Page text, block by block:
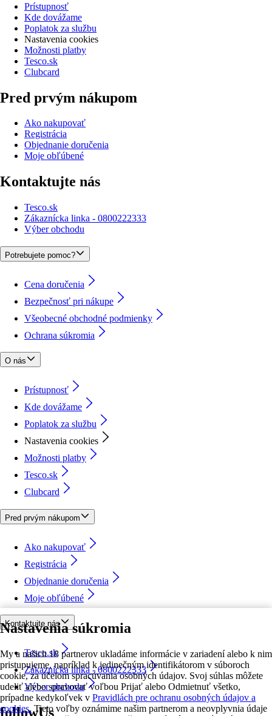
Nastavenia súkromia
My a našich 18 partnerov ukladáme informácie v zariadení alebo k nim
pristupujeme, napríklad k jedinečným identifikátorom v súboroch
cookie, za účelom spracúvania osobných údajov. Svoj súhlas môžete
udeliť alebo spravovať voľbou Prijať alebo Odmietnuť všetko,
prípadne kedykoľvek v Pravidlách pre ochranu osobných údajov a
cookies. Tieto voľby oznámime našim partnerom a neovplyvnia údaje
Prístupnosť
Kde dovážame
Poplatok za službu
Nastavenia cookies
Možnosti platby
Tesco.sk
Clubcard
Pred prvým nákupom
Ako nakupovať
Registrácia
Objednanie doručenia
Moje obľúbené
Kontaktujte nás
Tesco.sk
Zákaznícka linka - 0800222333
Výber obchodu
Potrebujete pomoc?
Cena doručenia
Bezpečnosť pri nákupe
Všeobecné obchodné podmienky
Ochrana súkromia
O nás
Prístupnosť
Kde dovážame
Poplatok za službu
Nastavenia cookies
Možnosti platby
Tesco.sk
Clubcard
Pred prvým nákupom
Ako nakupovať
Registrácia
Objednanie doručenia
Moje obľúbené
Kontaktujte nás
Tesco.sk
Zákaznícka linka - 0800222333
Výber obchodu
followUs